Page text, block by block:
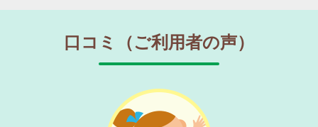
口コミ（ご利用者の声）